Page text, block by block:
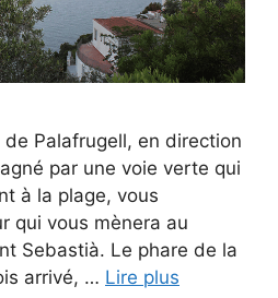
Palafrugell, en direction
par une voie verte qui
à la plage, vous
qui vous mènera au
Sebastià. Le phare de la
arrivé, … Lire plus